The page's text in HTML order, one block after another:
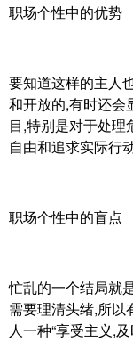
职场个性中的优势
要知道这样的主人
和开放的,有时还会
目,特别是对于处
自由和追求实际行
职场个性中的盲点
忙乱的一个结局就
需要理清头绪,所以
人一种“享受主义,